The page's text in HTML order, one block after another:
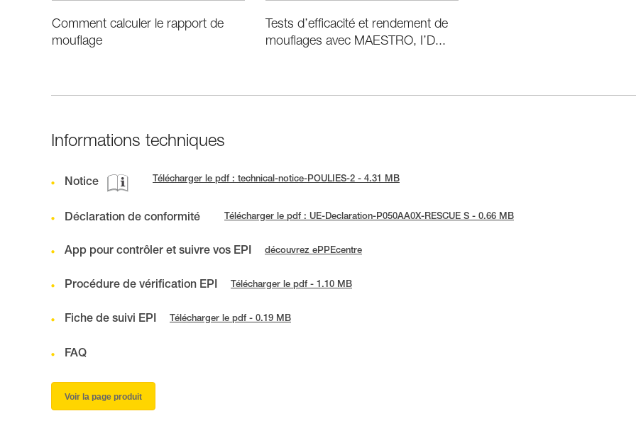
Comment calculer le rapport de
mouflage
Tests d’efficacité et rendement de
mouflages avec MAESTRO, I’D...
Informations techniques
Notice Télécharger le pdf : technical-notice-POULIES-2 - 4.31 MB
Déclaration de conformité Télécharger le pdf : UE-Declaration-P050AA0X-RESCUE S - 0.66 MB
App pour contrôler et suivre vos EPI découvrez ePPEcentre
Procédure de vérification EPI Télécharger le pdf - 1.10 MB
Fiche de suivi EPI Télécharger le pdf - 0.19 MB
FAQ
Voir la page produit